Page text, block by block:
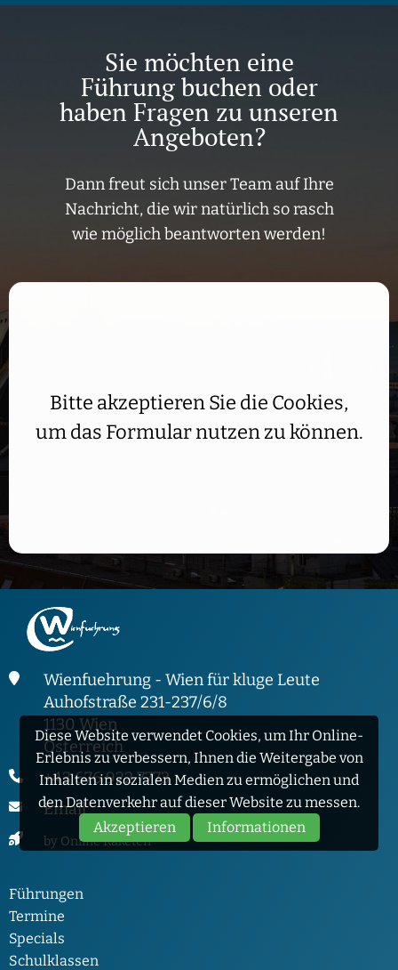
Diese Website verwendet Cookies, um Ihr Online-
Erlebnis zu verbessern, Ihnen die Weitergabe von
Inhalten in sozialen Medien zu ermöglichen und
den Datenverkehr auf dieser Website zu messen.
Akzeptieren
Informationen
Sie möchten eine
Führung buchen oder
haben Fragen zu unseren
Angeboten?
Dann freut sich unser Team auf Ihre
Nachricht, die wir natürlich so rasch
wie möglich beantworten werden!
Aufgrund Ihrer DSGVO Einstellungen wird dieser Inhalt
Bitte akzeptieren Sie die Cookies,
um das Formular nutzen zu können.
Wienfuehrung - Wien für kluge Leute
Auhofstraße 231-237/6/8
1130 Wien
Österreich
+43 676 922 7773
Email
by Online Raketen
Führungen
Termine
Specials
Schulklassen